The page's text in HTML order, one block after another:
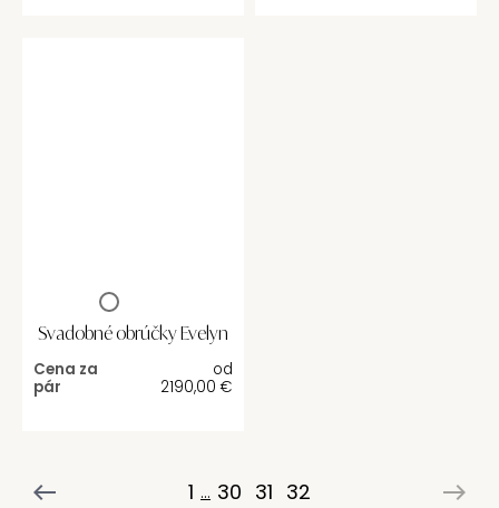
Svadobné obrúčky Evelyn
Cena za
pár
od
2190,00 €
1 ... 30 31 32